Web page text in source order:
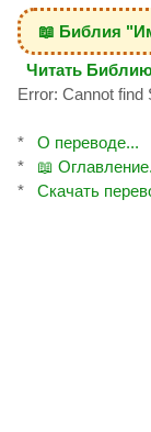
📖 Библия
Читать
Error: Cannot find
*
О переводе...
*
📖
*
Скачать